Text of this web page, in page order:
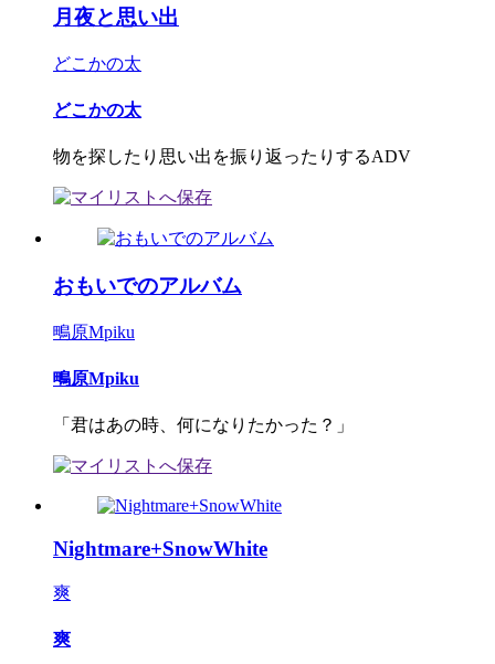
月夜と思い出
どこかの太
どこかの太
物を探したり思い出を振り返ったりするADV
おもいでのアルバム
鴫原Mpiku
鴫原Mpiku
「君はあの時、何になりたかった？」
Nightmare+SnowWhite
爽
爽